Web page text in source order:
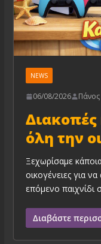
NEWS
06/08/2026
Διακοπές
όλη την
Ξεχωρίσαμε
οικογένειες για
επόμενο παιχνίδι
Διαβάστε